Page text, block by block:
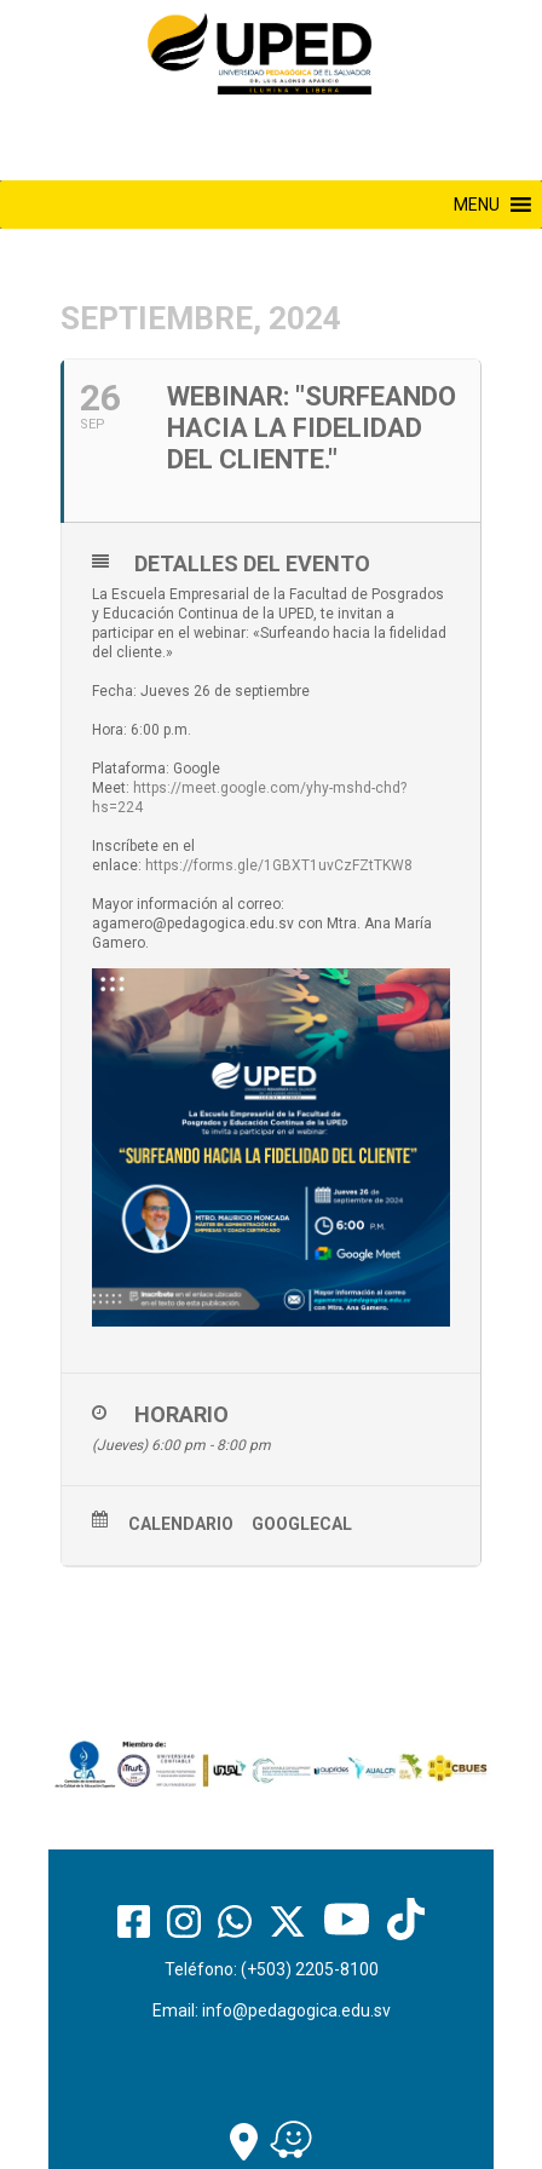
MENU
SEPTIEMBRE, 2024
26
SEP
WEBINAR: "SURFEANDO
HACIA LA FIDELIDAD
DEL CLIENTE."
DETALLES DEL EVENTO
La Escuela Empresarial de la Facultad de Posgrados
y Educación Continua de la UPED, te invitan a
participar en el webinar: «Surfeando hacia la fidelidad
del cliente.»
Fecha: Jueves 26 de septiembre
Hora: 6:00 p.m.
Plataforma: Google
Meet: https://meet.google.com/yhy-mshd-chd?
hs=224
Inscríbete en el
enlace: https://forms.gle/1GBXT1uvCzFZtTKW8
Mayor información al correo:
agamero@pedagogica.edu.sv con Mtra. Ana María
Gamero.
HORARIO
(Jueves) 6:00 pm - 8:00 pm
CALENDARIO GOOGLECAL
Teléfono: (+503) 2205-8100
Email: info@pedagogica.edu.sv